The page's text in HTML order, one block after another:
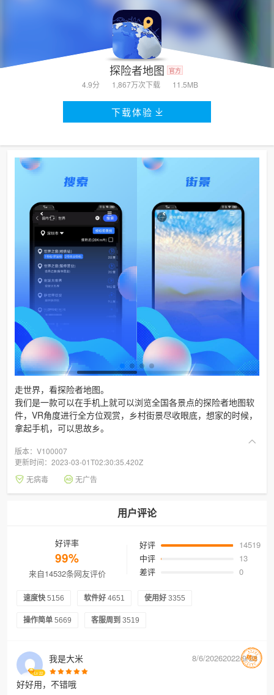
探险者地图 官方
4.9分 1,867万次下载 11.5MB
下载体验
走世界，看探险者地图。
我们是一款可以在手机上就可以浏览全国各景点的探险者地图软
件，VR角度进行全方位观赏，乡村街景尽收眼底，想家的时候，
拿起手机，可以思故乡。
版本：V100007
更新时间：2023-03-01T02:30:35.420Z
无病毒
无广告
用户评论
好评率
99%
来自14532条网友评价
好评
14519
中评
13
差评
0
速度快 5156 软件好 4651 使用好 3355
操作简单 5669 客服周到 3519
我是大米 8/6/20262022/9/28
好好用，不错哦
Lv 22